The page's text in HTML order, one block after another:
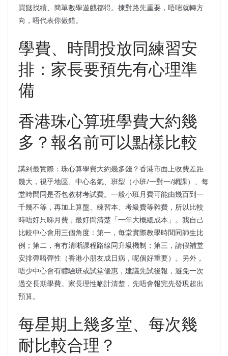
買餸找續、簡單數學遊戲都得。揀對路先重要，唔啱就轉方
向，唔代表你做錯。
學費、時間投放同練習安
排：家長要預先有心理準
備
香港珠心算班學費大約幾
多？報名前可以點樣比較
講到最實際：珠心算學費大約幾多錢？香港市面上收費差距
幾大，視乎地區、中心名氣、班型（小班/一對一/網課）、每
堂時間同是否包教材考試費。一般小班月費可能由幾百到一
千幾不等，再加上算盤、練習本、考級費等雜費，所以比較
時唔好只睇月費，最好問清楚「一年大概總成本」。我自己
比較中心會用三個角度：第一，每堂實際教學時間同師生比
例；第二，有冇清晰課程路線同升級機制；第三，請假補堂
安排彈唔彈性（香港小朋友成日病，呢個好重要）。另外，
唔少中心會有體驗班或試堂優惠，建議先試後報，避免一次
過交長期學費。家長理性啲計清楚，先唔會報完先發現超出
預算。
每星期上幾多堂、每次幾
耐比較合理？